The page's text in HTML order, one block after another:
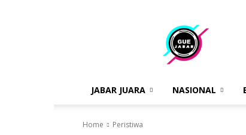
gue
jabar
JABAR JUARA NASIONAL
Home Peristiwa